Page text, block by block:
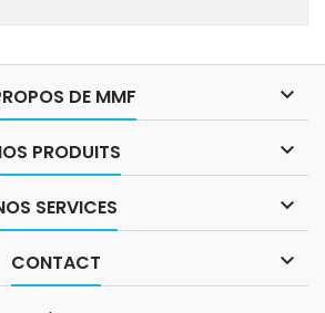
DE MMF 
PRODUITS 
SERVICES 
CONTACT 